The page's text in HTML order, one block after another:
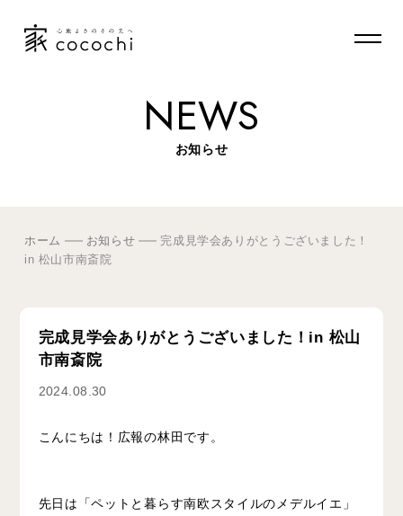
NEWS
お知らせ
ホーム お知らせ
完成見学会ありがとうございました！
in 松山市南斎院
完成見学会ありがとうございました！in 松山
市南斎院
2024.08.30
こんにちは！広報の林田です。
先日は「ペットと暮らす南欧スタイルのメデルイエ」